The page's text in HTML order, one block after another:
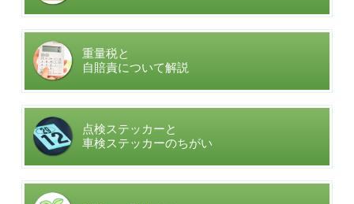
重量税と
自賠責について解説
点検ステッカーと
車検ステッカーのちがい